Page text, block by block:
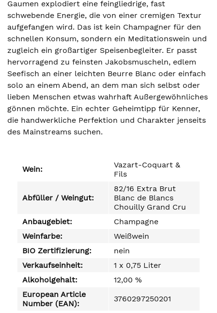
Gaumen explodiert eine feingliedrige, fast
schwebende Energie, die von einer cremigen Textur
aufgefangen wird. Das ist kein Champagner für den
schnellen Konsum, sondern ein Meditationswein und
zugleich ein großartiger Speisenbegleiter. Er passt
hervorragend zu feinsten Jakobsmuscheln, edlem
Seefisch an einer leichten Beurre Blanc oder einfach
solo an einem Abend, an dem man sich selbst oder
lieben Menschen etwas wahrhaft Außergewöhnliches
gönnen möchte. Ein echter Geheimtipp für Kenner,
die handwerkliche Perfektion und Charakter jenseits
des Mainstreams suchen.
Wein:
Vazart-Coquart &
Fils
Abfüller / Weingut:
82/16 Extra Brut
Blanc de Blancs
Chouilly Grand Cru
Anbaugebiet:
Champagne
Weinfarbe:
Weißwein
BIO Zertifizierung:
nein
Verkaufseinheit:
1 x 0,75 Liter
Alkoholgehalt:
12,00 %
European Article
Number (EAN):
3760297250201